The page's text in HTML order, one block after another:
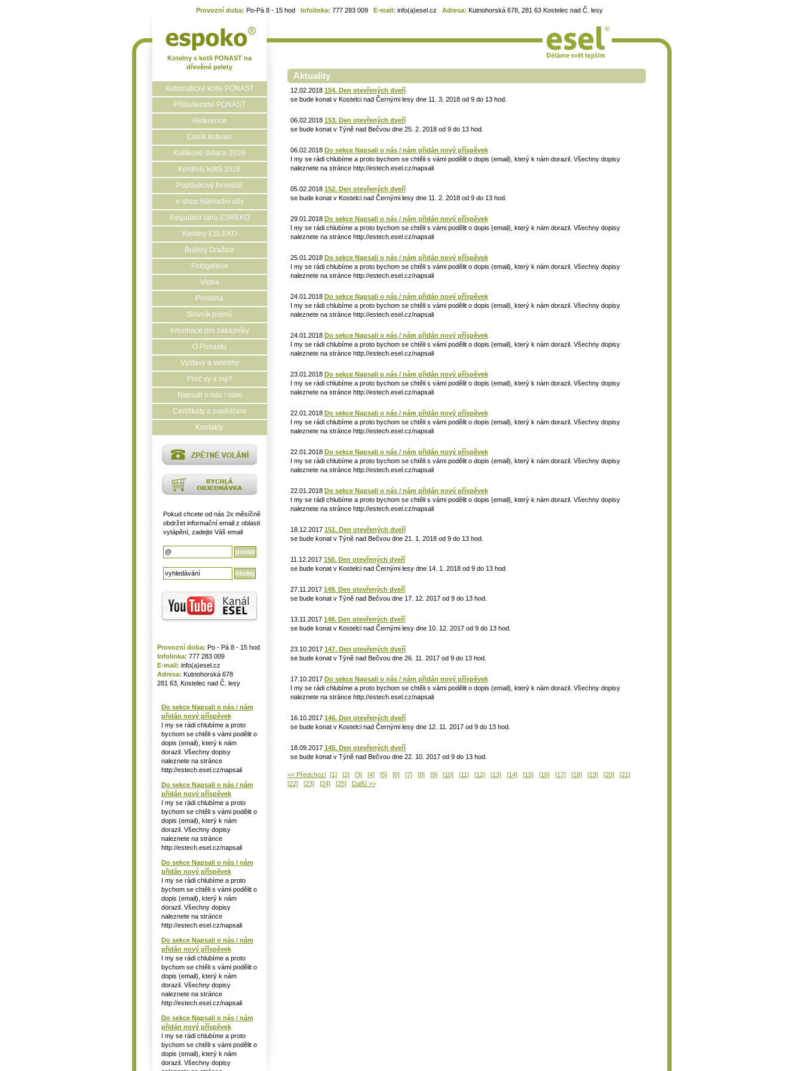
Provozní doba: Po-Pá 8 - 15 hod Infolinka: 777 283 009 E-mail: info(a)esel.cz Adresa: Kutnohorská 678, 281 63 Kostelec nad Č. lesy
Kotelny s kotli PONAST na
dřevěné pelety
Automatické kotle PONAST
Příslušenství PONAST
Reference
Ceník kotelen
Kotlíkové dotace 2026
Kontroly kotlů 2026
Poptávkový formulář
e-shop Náhradní díly
Regulátor tahu ESREKO
Komíny ESLEKO
Bojlery Dražice
Fotogalerie
Videa
Poradna
Slovník pojmů
Informace pro zákazníky
O Ponastu
Výstavy a veletrhy
Proč vy a my?
Napsali o nás / nám
Certifikáty a osvědčení
Kontakty
Pokud chcete od nás 2x měsíčně
obdržet informační email z oblasti
vytápění, zadejte Váš email
Provozní doba: Po - Pá 8 - 15 hod
Infolinka: 777 283 009
E-mail: info(a)esel.cz
Adresa: Kutnohorská 678
281 63, Kostelec nad Č. lesy
Do sekce Napsali o nás / nám
přidán nový příspěvek
I my se rádi chlubíme a proto
bychom se chtěli s vámi podělit o
dopis (email), který k nám
dorazil. Všechny dopisy
naleznete na stránce
http://estech.esel.cz/napsali
Do sekce Napsali o nás / nám
přidán nový příspěvek
I my se rádi chlubíme a proto
bychom se chtěli s vámi podělit o
dopis (email), který k nám
dorazil. Všechny dopisy
naleznete na stránce
http://estech.esel.cz/napsali
Do sekce Napsali o nás / nám
přidán nový příspěvek
I my se rádi chlubíme a proto
bychom se chtěli s vámi podělit o
dopis (email), který k nám
dorazil. Všechny dopisy
naleznete na stránce
http://estech.esel.cz/napsali
Do sekce Napsali o nás / nám
přidán nový příspěvek
I my se rádi chlubíme a proto
bychom se chtěli s vámi podělit o
dopis (email), který k nám
dorazil. Všechny dopisy
naleznete na stránce
http://estech.esel.cz/napsali
Do sekce Napsali o nás / nám
přidán nový příspěvek
I my se rádi chlubíme a proto
bychom se chtěli s vámi podělit o
dopis (email), který k nám
dorazil. Všechny dopisy
Aktuality
12.02.2018 154. Den otevřených dveří
se bude konat v Kostelci nad Černými lesy dne 11. 3. 2018 od 9 do 13 hod.
06.02.2018 153. Den otevřených dveří
se bude konat v Týně nad Bečvou dne 25. 2. 2018 od 9 do 13 hod.
06.02.2018 Do sekce Napsali o nás / nám přidán nový příspěvek
I my se rádi chlubíme a proto bychom se chtěli s vámi podělit o dopis (email), který k nám dorazil. Všechny dopisy
naleznete na stránce http://estech.esel.cz/napsali
05.02.2018 152. Den otevřených dveří
se bude konat v Kostelci nad Černými lesy dne 11. 2. 2018 od 9 do 13 hod.
29.01.2018 Do sekce Napsali o nás / nám přidán nový příspěvek
I my se rádi chlubíme a proto bychom se chtěli s vámi podělit o dopis (email), který k nám dorazil. Všechny dopisy
naleznete na stránce http://estech.esel.cz/napsali
25.01.2018 Do sekce Napsali o nás / nám přidán nový příspěvek
I my se rádi chlubíme a proto bychom se chtěli s vámi podělit o dopis (email), který k nám dorazil. Všechny dopisy
naleznete na stránce http://estech.esel.cz/napsali
24.01.2018 Do sekce Napsali o nás / nám přidán nový příspěvek
I my se rádi chlubíme a proto bychom se chtěli s vámi podělit o dopis (email), který k nám dorazil. Všechny dopisy
naleznete na stránce http://estech.esel.cz/napsali
24.01.2018 Do sekce Napsali o nás / nám přidán nový příspěvek
I my se rádi chlubíme a proto bychom se chtěli s vámi podělit o dopis (email), který k nám dorazil. Všechny dopisy
naleznete na stránce http://estech.esel.cz/napsali
23.01.2018 Do sekce Napsali o nás / nám přidán nový příspěvek
I my se rádi chlubíme a proto bychom se chtěli s vámi podělit o dopis (email), který k nám dorazil. Všechny dopisy
naleznete na stránce http://estech.esel.cz/napsali
22.01.2018 Do sekce Napsali o nás / nám přidán nový příspěvek
I my se rádi chlubíme a proto bychom se chtěli s vámi podělit o dopis (email), který k nám dorazil. Všechny dopisy
naleznete na stránce http://estech.esel.cz/napsali
22.01.2018 Do sekce Napsali o nás / nám přidán nový příspěvek
I my se rádi chlubíme a proto bychom se chtěli s vámi podělit o dopis (email), který k nám dorazil. Všechny dopisy
naleznete na stránce http://estech.esel.cz/napsali
22.01.2018 Do sekce Napsali o nás / nám přidán nový příspěvek
I my se rádi chlubíme a proto bychom se chtěli s vámi podělit o dopis (email), který k nám dorazil. Všechny dopisy
naleznete na stránce http://estech.esel.cz/napsali
18.12.2017 151. Den otevřených dveří
se bude konat v Týně nad Bečvou dne 21. 1. 2018 od 9 do 13 hod.
11.12.2017 150. Den otevřených dveří
se bude konat v Kostelci nad Černými lesy dne 14. 1. 2018 od 9 do 13 hod.
27.11.2017 149. Den otevřených dveří
se bude konat v Týně nad Bečvou dne 17. 12. 2017 od 9 do 13 hod.
13.11.2017 148. Den otevřených dveří
se bude konat v Kostelci nad Černými lesy dne 10. 12. 2017 od 9 do 13 hod.
23.10.2017 147. Den otevřených dveří
se bude konat v Týně nad Bečvou dne 26. 11. 2017 od 9 do 13 hod.
17.10.2017 Do sekce Napsali o nás / nám přidán nový příspěvek
I my se rádi chlubíme a proto bychom se chtěli s vámi podělit o dopis (email), který k nám dorazil. Všechny dopisy
naleznete na stránce http://estech.esel.cz/napsali
16.10.2017 146. Den otevřených dveří
se bude konat v Kostelci nad Černými lesy dne 12. 11. 2017 od 9 do 13 hod.
18.09.2017 145. Den otevřených dveří
se bude konat v Týně nad Bečvou dne 22. 10. 2017 od 9 do 13 hod.
<< Předchozí [1] [2] [3] [4] [5] [6] [7] [8] [9] [10] [11] [12] [13] [14] [15] [16] [17] [18] [19] [20]
[21]
[22]
[23] [24] [25] Další >>